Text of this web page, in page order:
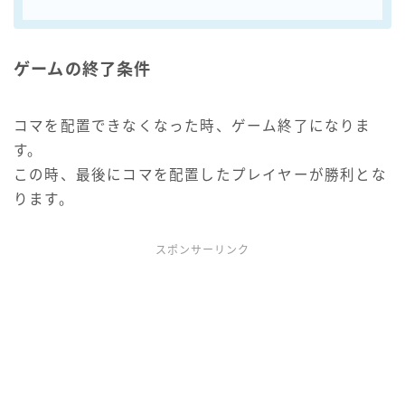
ゲームの終了条件
コマを配置できなくなった時、ゲーム終了になりま
す。
この時、最後にコマを配置したプレイヤーが勝利とな
ります。
スポンサーリンク